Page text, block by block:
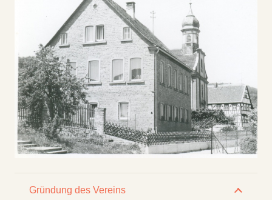
Gründung des Vereins